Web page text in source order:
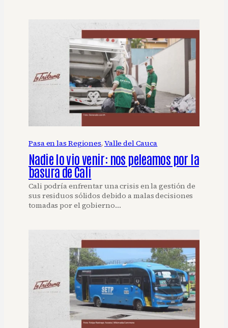
Pasa en las Regiones, Valle del Cauca
Nadie lo vio venir: nos peleamos por la
basura de Cali
Cali podría enfrentar una crisis en la gestión de
sus residuos sólidos debido a malas decisiones
tomadas por el gobierno…